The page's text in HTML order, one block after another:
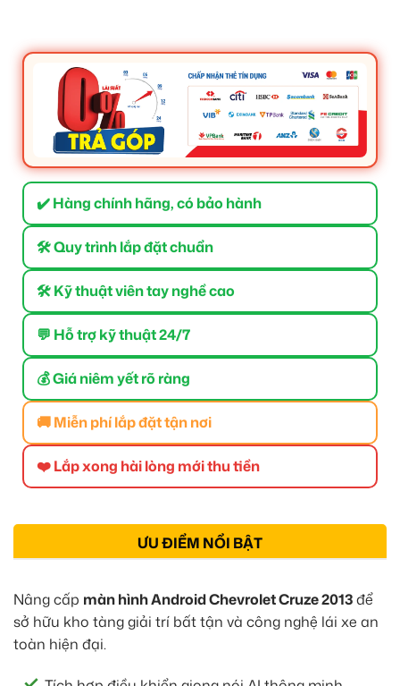
✔️ Hàng chính hãng, có bảo hành
🛠 Quy trình lắp đặt chuẩn
🛠 Kỹ thuật viên tay nghề cao
💬 Hỗ trợ kỹ thuật 24/7
💰 Giá niêm yết rõ ràng
🚚 Miễn phí lắp đặt tận nơi
❤️ Lắp xong hài lòng mới thu tiền
ƯU ĐIỂM NỔI BẬT
Nâng cấp màn hình Android Chevrolet Cruze 2013để
sở hữu kho tàng giải trí bất tận và công nghệ lái xe an
toàn hiện đại.